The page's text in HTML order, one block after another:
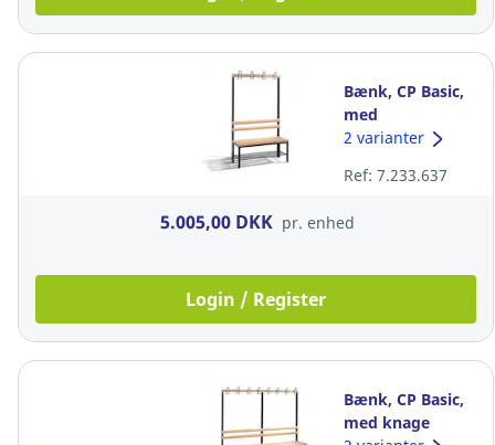
Bænk, CP Basic,
med
skohylde/knage
x 100 x 40,3 cm
2 varianter
Ref: 7.233.637
5.005,00 DKK pr. enhed
Login / Register
Bænk, CP Basic,
med knage